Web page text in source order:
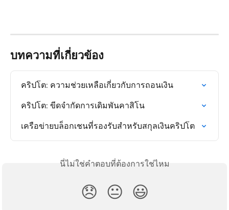
บทความที่เกี่ยวข้อง
คริปโต: ความช่วยเหลือเกี่ยวกับการถอนเงิน
คริปโต: ขีดจำกัดการเดิมพันคาสิโน
เครือข่ายบล็อกเชนที่รองรับสำหรับสกุลเงินคริปโต
นี่ไม่ใช่คำตอบที่ต้องการใช่ไหม
😞 😐 😃